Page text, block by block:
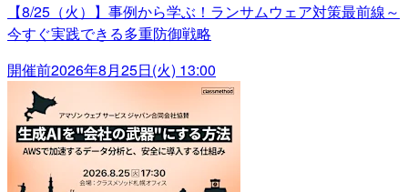
【8/25（火）】事例から学ぶ！ランサムウェア対策最前線～
今すぐ実践できる多重防御戦略
開催前2026年8月25日(火) 13:00